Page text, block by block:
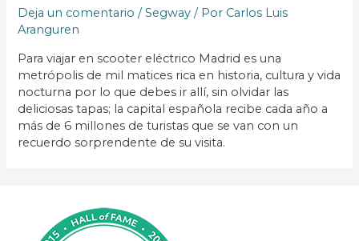
Deja un comentario /Segway / Por Carlos Luis
Aranguren
Para viajar en scooter eléctrico Madrid es una
metrópolis de mil matices rica en historia, cultura y vida
nocturna por lo que debes ir allí, sin olvidar las
deliciosas tapas; la capital española recibe cada año a
más de 6 millones de turistas que se van con un
recuerdo sorprendente de su visita.